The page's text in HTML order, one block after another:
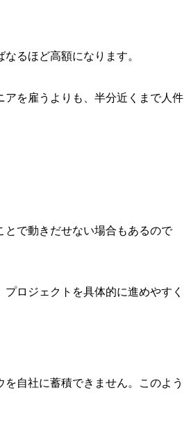
るほど高額になります。
を雇うよりも、半分近くまで人件
で動きだせない場合もあるので
ロジェクトを具体的に進めやすく
自社に蓄積できません。このよう